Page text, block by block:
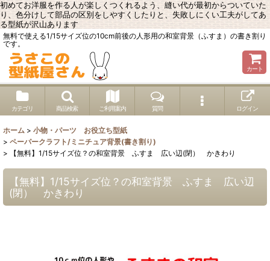
初めてお洋服を作る人が楽しくつくれるよう、縫い代が最初からついていた
り、色分けして部品の区別をしやすくしたりと、失敗しにくい工夫がしてあ
る型紙が沢山あります
無料で使える1/15サイズ位の10cm前後の人形用の和室背景（ふすま）の書き割り
です。
カート
カテゴリ 商品検索 ご利用案内 質問 ログイン
ホーム > 小物・パーツ お役立ち型紙
> ペーパークラフト/ミニチュア背景(書き割り)
>
【無料】1/15サイズ位？の和室背景 ふすま 広い辺(閉） かきわり
【無料】1/15サイズ位？の和室背景 ふすま 広い辺
(閉） かきわり